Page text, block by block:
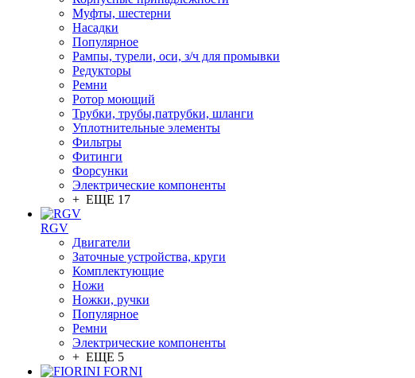
Муфты, шестерни
Насадки
Популярное
Рампы, турели, оси, з/ч для промывки
Редукторы
Ремни
Ротор моющий
Трубки, трубы,патрубки, шланги
Уплотнительные элементы
Фильтры
Фитинги
Форсунки
Электрические компоненты
+ ЕЩЕ 17
RGV
Двигатели
Заточные устройства, круги
Комплектующие
Ножи
Ножки, ручки
Популярное
Ремни
Электрические компоненты
+ ЕЩЕ 5